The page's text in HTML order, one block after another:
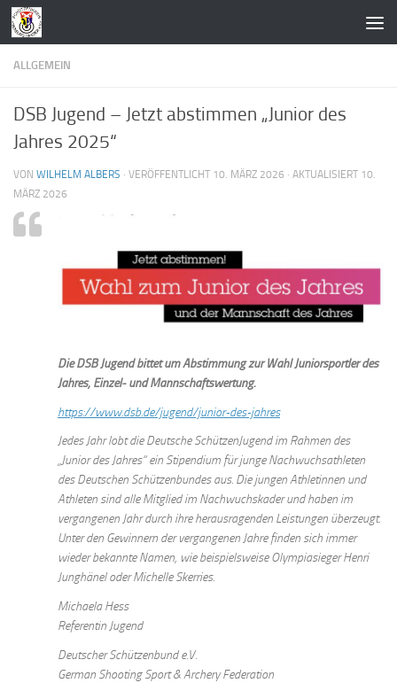
Zum Inhalt springen
ALLGEMEIN
DSB Jugend – Jetzt abstimmen „Junior des
Jahres 2025“
VON WILHELM ALBERS · VERÖFFENTLICHT 10. MÄRZ 2026 · AKTUALISIERT 10.
MÄRZ 2026
Die DSB Jugend bittet um Abstimmung zur Wahl Juniorsportler des
Jahres, Einzel- und Mannschaftswertung.
https://www.dsb.de/jugend/junior-des-jahres
Jedes Jahr lobt die Deutsche SchützenJugend im Rahmen des
„Junior des Jahres“ ein Stipendium für junge Nachwuchsathleten
des Deutschen Schützenbundes aus. Die jungen Athletinnen und
Athleten sind alle Mitglied im Nachwuchskader und haben im
vergangenen Jahr durch ihre herausragenden Leistungen überzeugt.
Unter den Gewinnern der vergangenen Jahre finden sich immer
wieder bekannte Namen, wie beispielsweise Olympiasieger Henri
Junghänel oder Michelle Skerries.
Michaela Hess
Referentin Jugend
Deutscher Schützenbund e.V.
German Shooting Sport & Archery Federation